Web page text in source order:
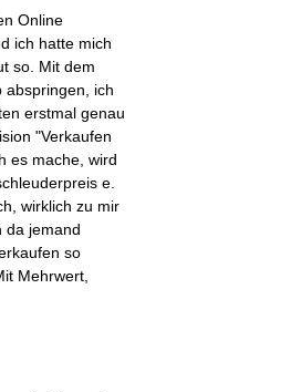
Online
ich hatte mich
so. Mit dem
abspringen, ich
erstmal genau
"Verkaufen
es mache, wird
e.
wirklich zu mir
da jemand
so
Mehrwert,